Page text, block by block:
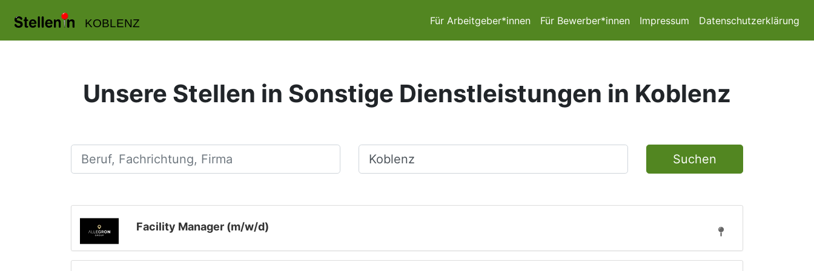
KOBLENZ Für Arbeitgeber*innen Für Bewerber*innen Impressum Datenschutzerklärung
Unsere Stellen in Sonstige Dienstleistungen in Koblenz
Beruf, Fachrichtung, Firma Ort, Stadt Suchen
Facility Manager (m/w/d)